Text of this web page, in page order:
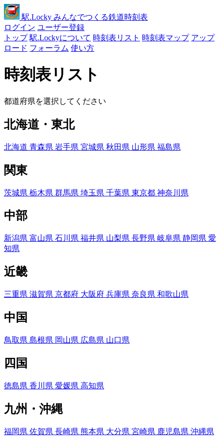
駅.Locky みんなでつくる鉄道時刻表
ログイン ユーザー登録
トップ 駅.Lockyについて 時刻表リスト 時刻表マップ アップ
ロード フォーラム 使い方
時刻表リスト
都道府県を選択してください
北海道・東北
北海道 青森県 岩手県 宮城県 秋田県 山形県 福島県
関東
茨城県 栃木県 群馬県 埼玉県 千葉県 東京都 神奈川県
中部
新潟県 富山県 石川県 福井県 山梨県 長野県 岐阜県 静岡県 愛
知県
近畿
三重県 滋賀県 京都府 大阪府 兵庫県 奈良県 和歌山県
中国
鳥取県 島根県 岡山県 広島県 山口県
四国
徳島県 香川県 愛媛県 高知県
九州・沖縄
福岡県 佐賀県 長崎県 熊本県 大分県 宮崎県 鹿児島県 沖縄県